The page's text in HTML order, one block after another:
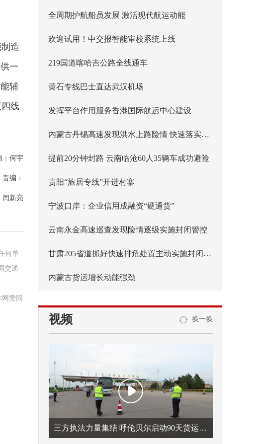
造
一
辅
线
：何宇
责编：
闫新亮
何单
交通
赞同
全周期护航船员发展 激活现代航运动能
欢迎试用！中交报智能审校系统上线
219国道喀哈吉公路全线通车
黄石专线巴士直达武汉机场
发挥平台作用服务香港国际航运中心建设
内蒙古丹锡高速发现洪水上路险情 快速落实主线封闭管控
提前20分钟封路 云南临沧60人35辆车成功避险
贵阳“旅居专线”开进村寨
宁波口岸：企业信用成融资“硬通货”
云南永金高速巡查发现险情逐级实施封闭管控
甘肃205省道抓好快速排危处置主动实施封闭管控
内蒙古货运增长动能强劲
视频 换一换
三方执法力量集结 呼伦贝尔启动90天货运车辆违法专项整治